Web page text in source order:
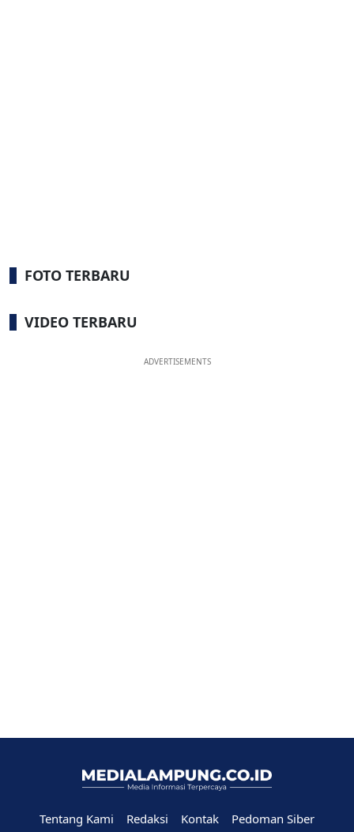
FOTO TERBARU
VIDEO TERBARU
ADVERTISEMENTS
Tentang Kami Redaksi Kontak Pedoman Siber